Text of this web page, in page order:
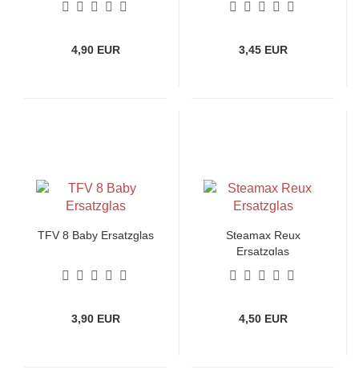
4,90 EUR 3,45 EUR
TFV 8 Baby Ersatzglas
3,90 EUR
Steamax Reux
Ersatzglas
4,50 EUR